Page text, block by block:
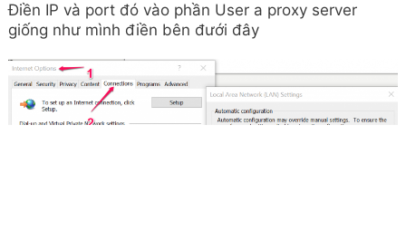
Điền IP và port đó vào phần User a proxy server
giống như mình điền bên đưới đây